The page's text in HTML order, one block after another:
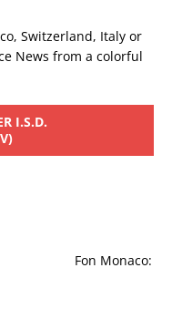
Switzerland, Italy or
News from a colorful
I.S.D.
68 Fon Monaco: